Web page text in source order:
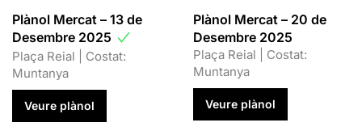
Plànol Mercat – 13 de
Desembre 2025
Plaça Reial | Costat:
Muntanya
Veure plànol
Plànol Mercat – 20 de
Desembre 2025
Plaça Reial | Costat:
Muntanya
Veure plànol